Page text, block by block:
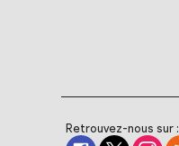
Retrouvez-nous sur :